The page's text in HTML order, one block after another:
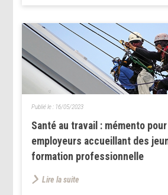
Santé au travail : mémento
employeurs accueillant des
formation professionnelle
Publié le : 16/05/2023
Lire la suite